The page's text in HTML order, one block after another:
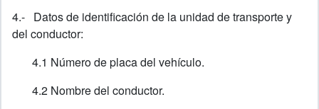
4.- Datos de identificación de la unidad de transporte y
del conductor:
4.1 Número de placa del vehículo.
4.2 Nombre del conductor.